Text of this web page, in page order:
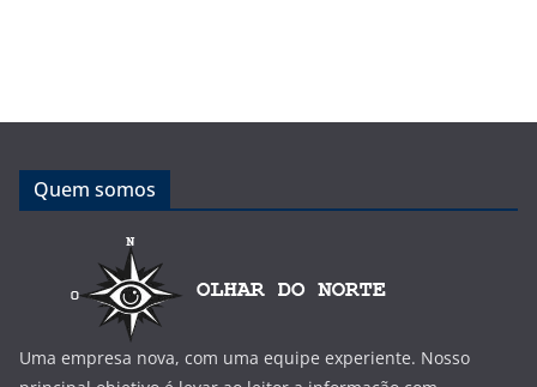
Quem somos
Uma empresa nova, com uma equipe experiente. Nosso